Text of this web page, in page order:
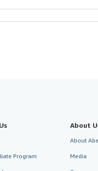
Program
About
About
Media